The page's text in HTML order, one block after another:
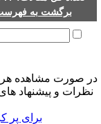
برگشت به فهرست
صورت مشاهده هر
نظرات و پیشنهاد
برای پر